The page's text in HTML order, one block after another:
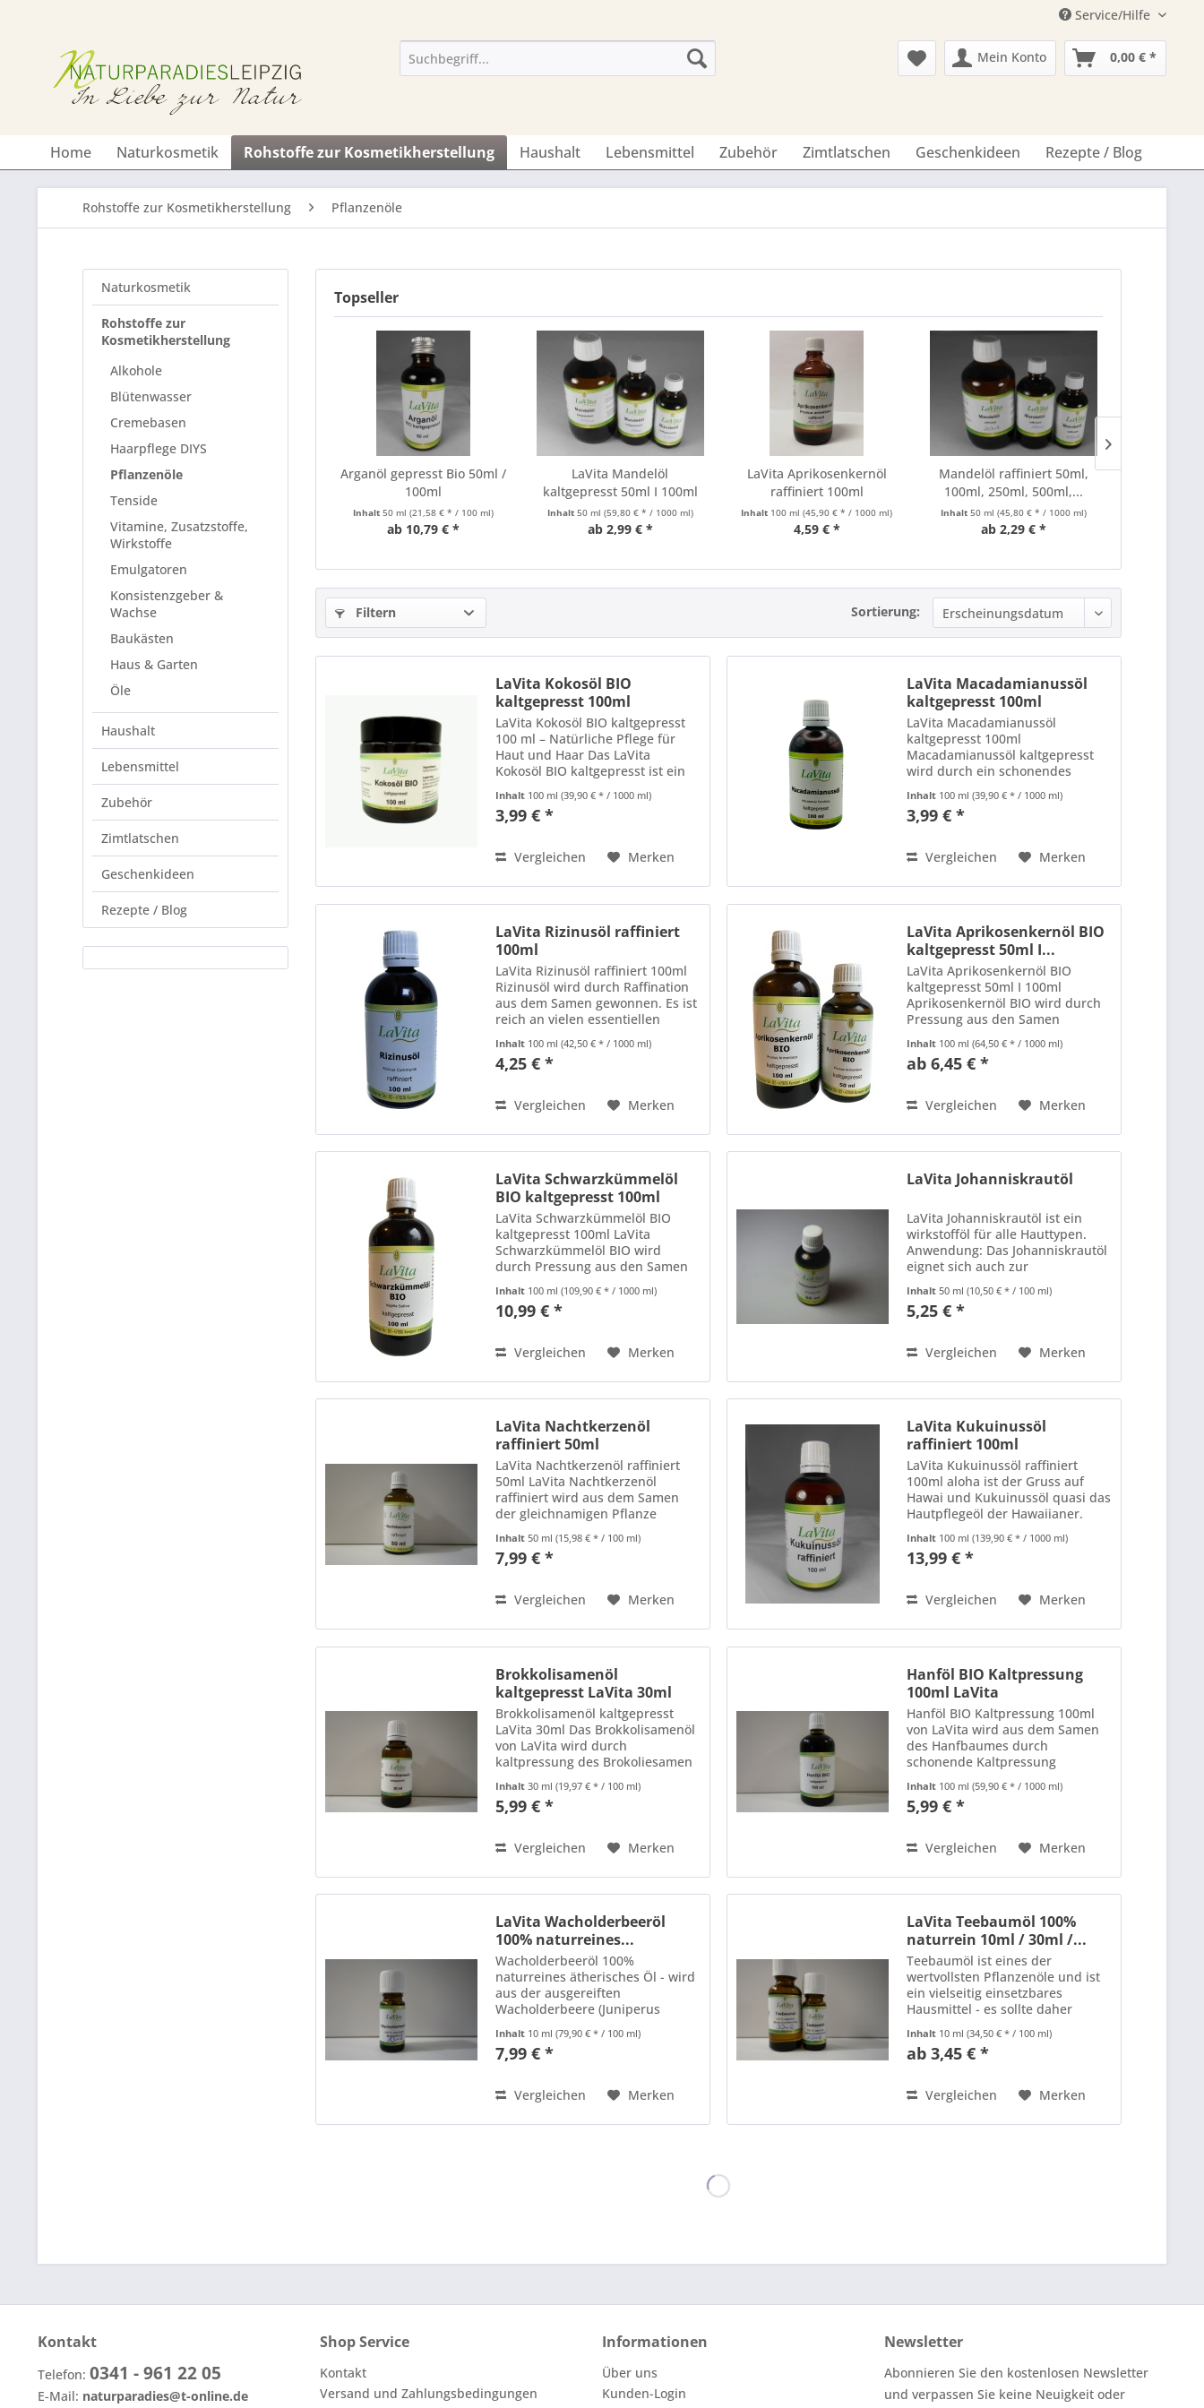
Service/Hilfe
Mein Konto 0,00 € *
Home Naturkosmetik Rohstoffe zur Kosmetikherstellung Haushalt Lebensmittel Zubehör Zimtlatschen Geschenkideen Rezepte / Blog
Rohstoffe zur Kosmetikherstellung Pflanzenöle
Naturkosmetik
Rohstoffe zur
Kosmetikherstellung
Alkohole
Blütenwasser
Cremebasen
Haarpflege DIYS
Pflanzenöle
Tenside
Vitamine, Zusatzstoffe,
Wirkstoffe
Emulgatoren
Konsistenzgeber &
Wachse
Baukästen
Haus & Garten
Öle
Haushalt
Lebensmittel
Zubehör
Zimtlatschen
Geschenkideen
Rezepte / Blog
Topseller
Arganöl gepresst Bio 50ml /
100ml
Inhalt50 ml(21,58 € * / 100 ml)
ab 10,79 € *
LaVita Mandelöl
kaltgepresst 50ml I 100ml
I...
Inhalt 50 ml (59,80 € * / 1000 ml)
ab 2,99 € *
LaVita Aprikosenkernöl
raffiniert 100ml
Inhalt 100 ml(45,90 € * / 1000 ml)
4,59 € *
Mandelöl raffiniert 50ml,
100ml, 250ml, 500ml,...
Inhalt 50 ml (45,80 € * / 1000 ml)
ab 2,29 € *
Filtern Sortierung:
LaVita Kokosöl BIO
kaltgepresst 100ml
LaVita Kokosöl BIO kaltgepresst
100 ml – Natürliche Pflege für
Haut und Haar Das LaVita
Kokosöl BIO kaltgepresst ist ein
Pflanzenöl aus kontrolliert
biologischem Anbau. Durch die
bleiben...
Inhalt 100 ml(39,90 € * / 1000 ml)
3,99 € *
Vergleichen Merken
LaVita Macadamianussöl
kaltgepresst 100ml
LaVita Macadamianussöl
kaltgepresst 100ml
Macadamianussöl kaltgepresst
wird durch ein schonendes
die Macadamianüsse ohne
Hitzeeinwirkung gepresst
zunächst gereinigt und...
Inhalt 100 ml(39,90 € * / 1000 ml)
3,99 € *
Vergleichen Merken
LaVita Rizinusöl raffiniert
100ml
LaVita Rizinusöl raffiniert 100ml
Rizinusöl wird durch Raffination
aus dem Samen gewonnen. Es ist
reich an vielen essentiellen
Weiterverarbeitung in
kosmetischen DIY-Produkten, wie
Inhalt 100 ml(42,50 € * / 1000 ml)
4,25 € *
Vergleichen Merken
LaVita Aprikosenkernöl BIO
kaltgepresst 50ml I...
LaVita Aprikosenkernöl BIO
kaltgepresst 50ml I 100ml
Aprikosenkernöl BIO wird durch
Pressung aus den Samen
essentiellen Fettsäuren und
eignet sich zur
kosmetischen DIY-Produkten
wie:...
Inhalt 100 ml(64,50 € * / 1000 ml)
ab 6,45 € *
Vergleichen Merken
LaVita Schwarzkümmelöl
BIO kaltgepresst 100ml
LaVita Schwarzkümmelöl BIO
kaltgepresst 100ml LaVita
Schwarzkümmelöl BIO wird
durch Pressung aus den Samen
essentiellen Fettsäuren und
eignet sich zur
kosmetischen DIY-Produkten
wie:...
Inhalt 100 ml(109,90 € * / 1000 ml)
10,99 € *
Vergleichen Merken
LaVita Johanniskrautöl
LaVita Johanniskrautöl ist ein
wirkstofföl für alle Hauttypen.
Anwendung: Das Johanniskrautöl
eignet sich auch zur
kosmetischen Produkten wie:
Shampoos, Cremes, Bodylotions,
Inhaltsstoffe :...
Inhalt50 ml(10,50 € * / 100 ml)
5,25 € *
Vergleichen Merken
LaVita Nachtkerzenöl
raffiniert 50ml
LaVita Nachtkerzenöl raffiniert
50ml LaVita Nachtkerzenöl
raffiniert wird aus dem Samen
der gleichnamigen Pflanze
veredelt. Es ist reich an vielen
essentiellen Fettsäuren. Ideal für
Inhalt50 ml(15,98 € * / 100 ml)
7,99 € *
Vergleichen Merken
LaVita Kukuinussöl
raffiniert 100ml
LaVita Kukuinussöl raffiniert
100ml aloha ist der Gruss auf
Hawai und Kukuinussöl quasi das
Hautpflegeöl der Hawaiianer.
Nüssen des gleichnamigen
Baumes, welcher auf Hawaii
das...
Inhalt 100 ml(139,90 € * / 1000 ml)
13,99 € *
Vergleichen Merken
Brokkolisamenöl
kaltgepresst LaVita 30ml
Brokkolisamenöl kaltgepresst
LaVita 30ml Das Brokkolisamenöl
von LaVita wird durch
kaltpressung des Brokoliesamen
Vitaminen und gesättigten
Fettsäuren. Brokoliesamenöl ist
Inhalt30 ml(19,97 € * / 100 ml)
5,99 € *
Vergleichen Merken
Hanföl BIO Kaltpressung
100ml LaVita
Hanföl BIO Kaltpressung 100ml
von LaVita wird aus dem Samen
des Hanfbaumes durch
schonende Kaltpressung
einen hohen Anteil ungesättigter
Fettsäuren, Omeg-3 und Omega-
Veganer...
Inhalt 100 ml(59,90 € * / 1000 ml)
5,99 € *
Vergleichen Merken
LaVita Wacholderbeeröl
100% naturreines...
Wacholderbeeröl 100%
naturreines ätherisches Öl - wird
aus der ausgereiften
Wacholderbeere (Juniperus
Wasserdestilation gewonnen. Um
ein Kilogramm ätherisches
werden ca. fünfzig Kilogramm...
Inhalt 10 ml(79,90 € * / 100 ml)
7,99 € *
Vergleichen Merken
LaVita Teebaumöl 100%
naturrein 10ml / 30ml /...
Teebaumöl ist eines der
wertvollsten Pflanzenöle und ist
ein vielseitig einsetzbares
Hausmittel - es sollte daher
zu finden sein. Es ist bekannt für
seine schützende und reinigende
Inhalt 10 ml(34,50 € * / 100 ml)
ab 3,45 € *
Vergleichen Merken
Kontakt
Telefon: 0341 - 961 22 05
E-Mail: naturparadies@t-online.de
Shop Service
Kontakt
Versand und Zahlungsbedingungen
Informationen
Über uns
Kunden-Login
Newsletter
Abonnieren Sie den kostenlosen Newsletter
und verpassen Sie keine Neuigkeit oder